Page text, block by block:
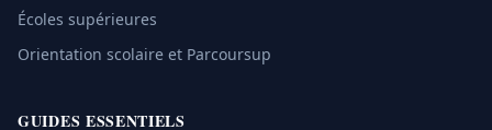
Écoles supérieures
Orientation scolaire et Parcoursup
GUIDES ESSENTIELS